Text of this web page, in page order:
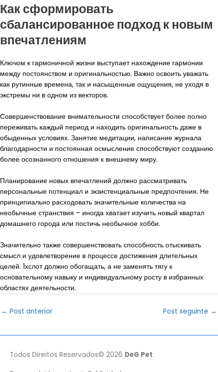
Как сформировать
сбалансированное подход к новым
впечатлениям
Ключом к гармоничной жизни выступает нахождение гармонии
между постоянством и оригинальностью. Важно освоить уважать
как рутинные времена, так и насыщенные ощущения, не уходя в
экстремы ни в одном из векторов.
Совершенствование внимательности способствует более полно
переживать каждый период и находить оригинальность даже в
обыденных условиях. Занятие медитации, написание журнала
благодарности и постоянная осмысление способствуют созданию
более осознанного отношения к внешнему миру.
Планирование новых впечатлений должно рассматривать
персональные потенциал и экзистенциальные предпочтения. Не
принципиально расходовать значительные количества на
необычные странствия – иногда хватает изучить новый квартал
домашнего города или постичь необычное хобби.
Значительно также совершенствовать способность отыскивать
смысл и удовлетворение в процессе достижения длительных
целей. 1хслот должно обогащать, а не заменять тягу к
основательному навыку и индивидуальному росту в избранных
областях деятельности.
Post
← Post anterior Post seguinte →
Todos Direitos Reservados© 2026 DeG Pet